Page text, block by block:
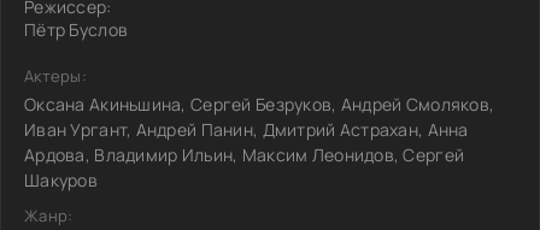
Режиссер:
Пётр Буслов
Актеры:
Оксана Акиньшина, Сергей Безруков, Андрей Смоляков,
Иван Ургант, Андрей Панин, Дмитрий Астрахан, Анна
Ардова, Владимир Ильин, Максим Леонидов, Сергей
Шакуров
Жанр: